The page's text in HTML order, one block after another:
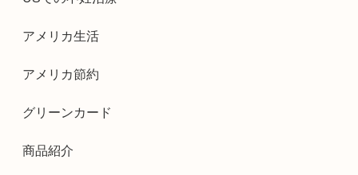
アメリカ生活
アメリカ節約
グリーンカード
商品紹介